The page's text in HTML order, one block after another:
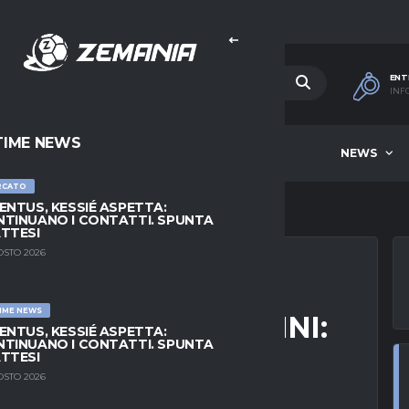
NEWS
NEWS
KESSIÉ ASPETTA:
I CONTATTI. SPUNTA
2026
NEWS
KESSIÉ ASPETTA:
I CONTATTI. SPUNTA
2026
IDEA DI SABATINI:
CAVANI